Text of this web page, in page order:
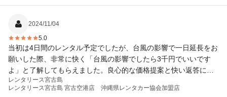
2024/11/04
5.0
当初は4日間のレンタル予定でしたが、台風の影響で一日延長をお
願いした際、非常に快く「台風の影響でしたら3千円でいいです
よ」と了解してもらえました。良心的な価格提案と快い返答に大
変安心感を覚え、非常に良心的だなと感じました。次回もレンタ
カーはこちらでお願いしたいと思っています。
レンタリース宮古島
レンタリース宮古島 宮古空港店 沖縄県レンタカー協会加盟店